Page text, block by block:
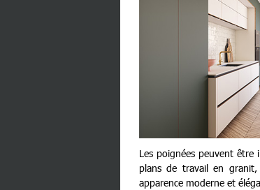
Les poignées peuvent être
plans de travail en
apparence moderne et